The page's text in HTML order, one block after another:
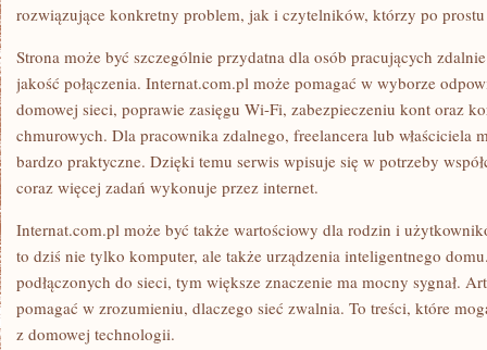
rozwiązujące konkretny problem, jak i czytelników, którzy po
Strona może być szczególnie przydatna dla osób pracujących
jakość połączenia. Internat.com.pl może pomagać w wyborze
domowej sieci, poprawie zasięgu Wi-Fi, zabezpieczeniu kont oraz
chmurowych. Dla pracownika zdalnego, freelancera lub właściciela
bardzo praktyczne. Dzięki temu serwis wpisuje się w potrzeby
coraz więcej zadań wykonuje przez internet.
Internat.com.pl może być także wartościowy dla rodzin i
to dziś nie tylko komputer, ale także urządzenia inteligentnego
podłączonych do sieci, tym większe znaczenie ma mocny sygnał.
pomagać w zrozumieniu, dlaczego sieć zwalnia. To treści, które
z domowej technologii.